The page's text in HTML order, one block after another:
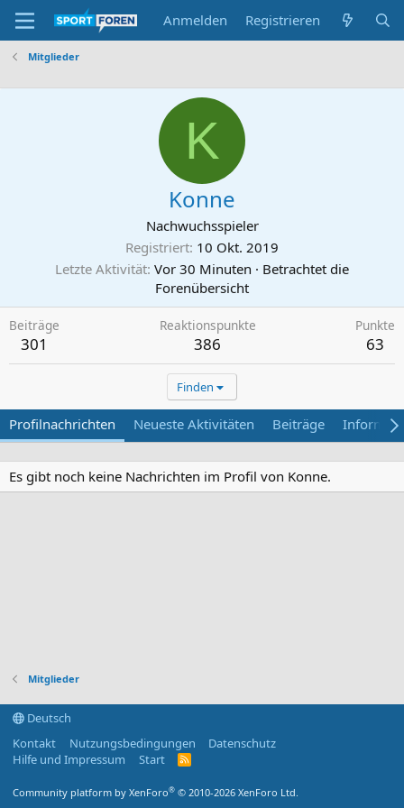
Anmelden Registrieren
Mitglieder
K
Konne
Nachwuchsspieler
Registriert 10 Okt. 2019
Letzte Aktivität Vor 30 Minuten · Betrachtet die
Forenübersicht
Beiträge
301
Reaktionspunkte
386
Punkte
63
Finden
Profilnachrichten Neueste Aktivitäten Beiträge
Es gibt noch keine Nachrichten im Profil von Konne.
Mitglieder
Deutsch
Kontakt
Nutzungsbedingungen
Datenschutz
Hilfe und Impressum
Start
R
Community platform by XenForo® © 2010-2026 XenForo Ltd.